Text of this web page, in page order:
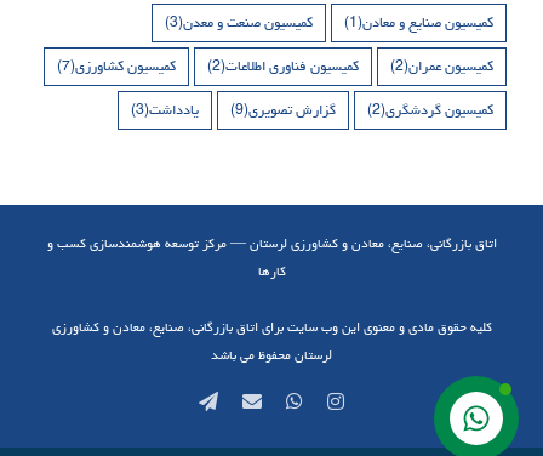
کمیسیون صنایع و معادن(1) کمیسیون صنعت و معدن(3)
کمیسیون عمران(2) کمیسیون فناوری اطلاعات(2) کمیسیون کشاورزی(7)
کمیسیون گردشگری(2) گزارش تصویری(9) یادداشت(3)
اتاق بازرگانی، صنایع، معادن و کشاورزی لرستان — مرکز توسعه هوشمندسازی کسب و
کارها
کلیه حقوق مادی و معنوی این وب سایت برای اتاق بازرگانی، صنایع، معادن و کشاورزی
لرستان محفوظ می باشد
Instagram
WhatsApp
Email
Telegram
تماس با ما